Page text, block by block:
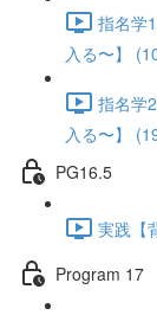
指名学
入る〜】
指名学
入る〜】
PG16.5
実践【
Program 17